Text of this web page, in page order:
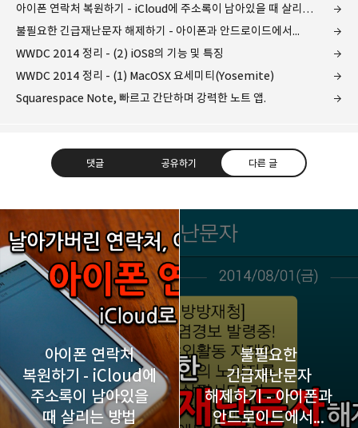
아이폰 연락처 복원하기 - iCloud에 주소록이 남아있을 때 살리는 방법
불필요한 긴급재난문자 해제하기 - 아이폰과 안드로이드에서...
WWDC 2014 정리 - (2) iOS8의 기능 및 특징
WWDC 2014 정리 - (1) MacOSX 요세미티(Yosemite)
Squarespace Note, 빠르고 간단하며 강력한 노트 앱.
댓글 공유하기 다른 글
레이니아
다방면의 깊은 관심과 얕은 이해도를 갖춘 보편적
비주류이자 진화하는 영원한 주변인.
구독하기 카카오톡
카카오스토리 밴드 네이버 블로그
아이폰 연락처
복원하기 - iCloud에
주소록이 남아있을
때 살리는 방법
불필요한
긴급재난문자
해제하기 - 아이폰과
안드로이드에서...